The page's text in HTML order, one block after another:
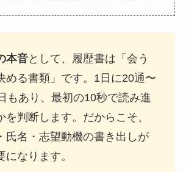
本音として、履歴書は「会う
める書類」です。1日に20通〜
もあり、最初の10秒で読み進
を判断します。だからこそ、
氏名・志望動機の書き出しが
なります。